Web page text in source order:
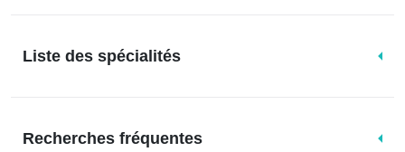
Liste des spécialités
Recherches fréquentes